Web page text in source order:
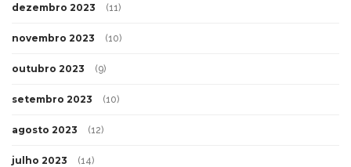
dezembro 2023 (11)
novembro 2023 (10)
outubro 2023 (9)
setembro 2023 (10)
agosto 2023 (12)
julho 2023 (14)